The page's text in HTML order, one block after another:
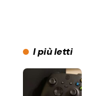
I più letti